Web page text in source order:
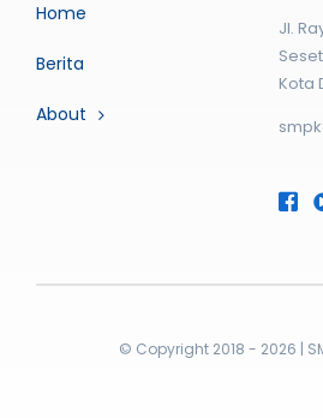
Home
Berita
About
Jl.
Kota
© Copyright 2018 - 2026 |